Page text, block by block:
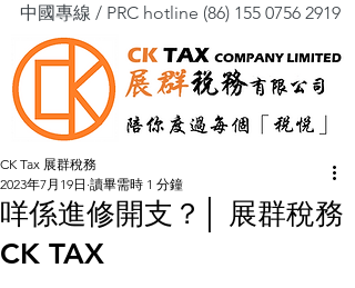
中國專線 / PRC hotline (86) 155 0756 2919
咩係進修開支？│ 展群稅務
CK TAX
CK Tax 展群稅務
2023年7月19日 讀畢需時 1 分鐘